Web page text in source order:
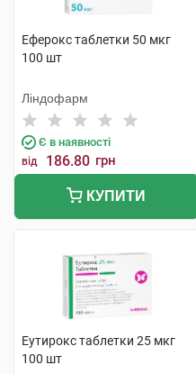
Еферокс таблетки 50 мкг
100 шт
Ліндофарм
Є в наявності
від 186.80 грн
КУПИТИ
Еутирокс таблетки 25 мкг
100 шт